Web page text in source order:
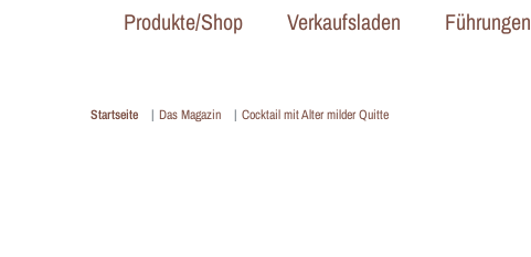
Produkte/Shop Verkaufsladen Führungen
Startseite Das Magazin Cocktail mit Alter milder Quitte